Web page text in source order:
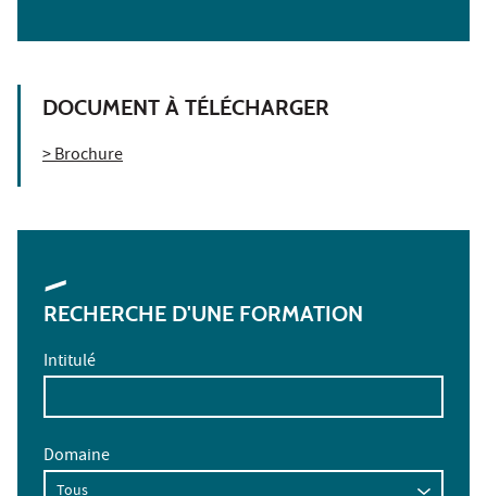
DOCUMENT À TÉLÉCHARGER
> Brochure
RECHERCHE D'UNE FORMATION
Intitulé
Domaine